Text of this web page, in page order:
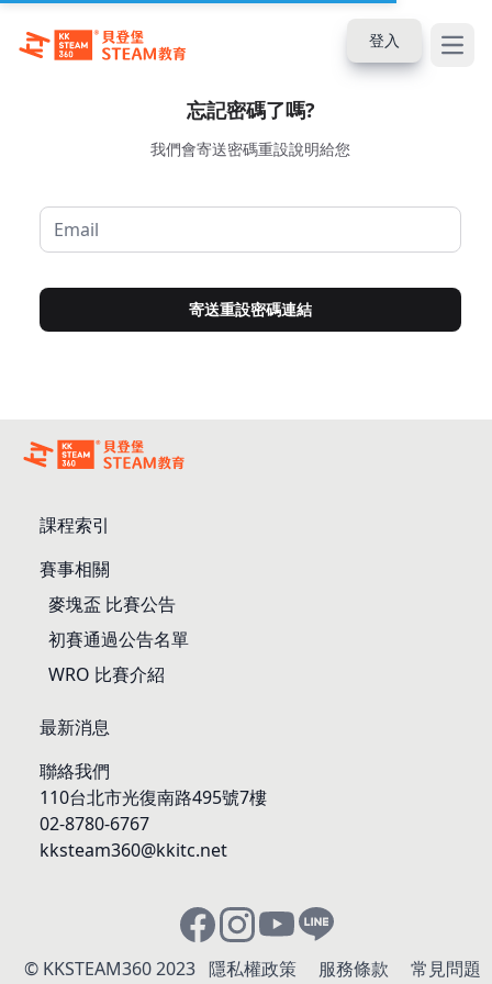
登入
忘記密碼了嗎?
我們會寄送密碼重設說明給您
寄送重設密碼連結
課程索引
賽事相關
麥塊盃 比賽公告
初賽通過公告名單
WRO 比賽介紹
最新消息
聯絡我們
110台北市光復南路495號7樓
02-8780-6767
kksteam360@kkitc.net
© KKSTEAM360 2023 隱私權政策 服務條款 常見問題